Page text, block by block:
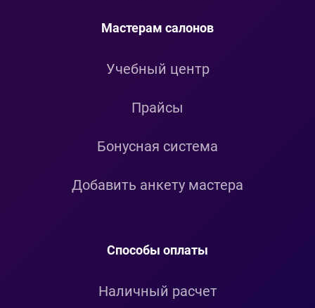
Мастерам салонов
Учебный центр
Прайсы
Бонусная система
Добавить анкету мастера
Способы оплаты
Наличный расчет